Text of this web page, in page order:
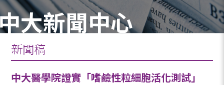
大新聞中心
新聞稿
中大醫學院證實「嗜鹼性粒細胞活化測試」